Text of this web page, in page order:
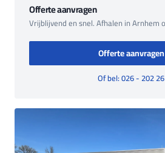
Offerte aanvragen
Vrijblijvend en snel. Afhalen in Arnhem
Offerte aanvragen
Of bel: 026 - 202